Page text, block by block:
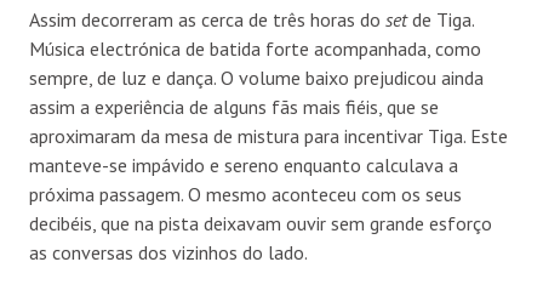
Assim decorreram as cerca de três horas do setde Tiga.
Música electrónica de batida forte acompanhada, como
sempre, de luz e dança. O volume baixo prejudicou ainda
assim a experiência de alguns fãs mais fiéis, que se
aproximaram da mesa de mistura para incentivar Tiga. Este
manteve-se impávido e sereno enquanto calculava a
próxima passagem. O mesmo aconteceu com os seus
decibéis, que na pista deixavam ouvir sem grande esforço
as conversas dos vizinhos do lado.